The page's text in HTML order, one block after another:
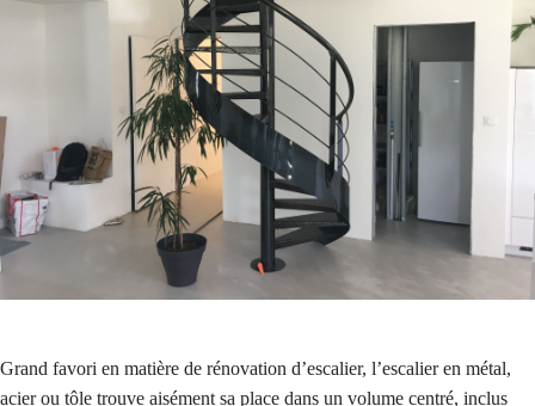
Grand favori en matière de rénovation d’escalier, l’escalier en métal,
acier ou tôle trouve aisément sa place dans un volume centré, inclus